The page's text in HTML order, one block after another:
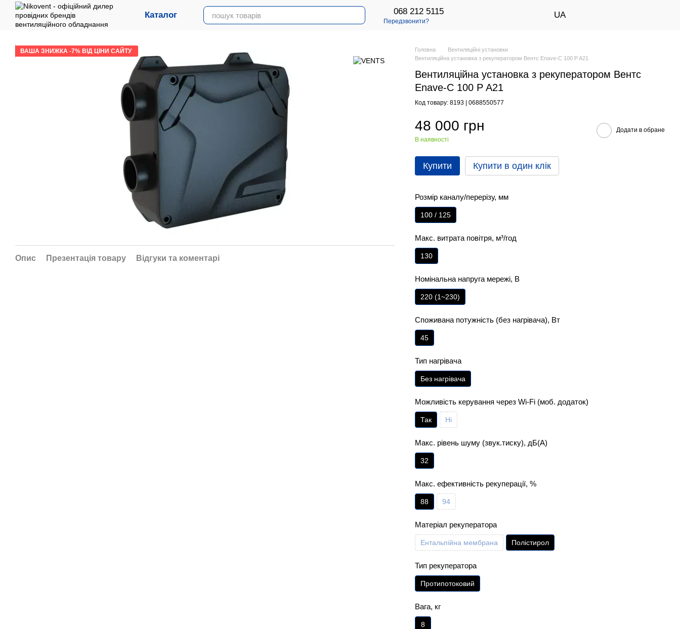
Перейти до основного контенту
Каталог 068 212 5115
Передзвонити?
UA
ВАША ЗНИЖКА -7% ВІД ЦІНИ САЙТУ
Опис Презентація товару Відгуки та коментарі
Головна
Вентиляційні установки
Вентиляційна установка з рекуператором Вентс Enave-C 100 P A21
Вентиляційна установка з рекуператором Вентс
Enave-C 100 P A21
Код товару: 8193 | 0688550577
48 000 грн
В наявності
Додати в обране
Купити Купити в один клік
Розмір каналу/перерізу, мм
100 / 125
Макс. витрата повітря, м³/год
130
Номінальна напруга мережі, В
220 (1~230)
Споживана потужність (без нагрівача), Вт
45
Тип нагрівача
Без нагрівача
Можливість керування через Wi-Fi (моб. додаток)
Так Ні
Макс. рівень шуму (звук.тиску), дБ(А)
32
Макс. ефективність рекуперації, %
88 94
Матеріал рекуператора
Ентальпійна мембрана Полістирол
Тип рекуператора
Протипотоковий
Вага, кг
8